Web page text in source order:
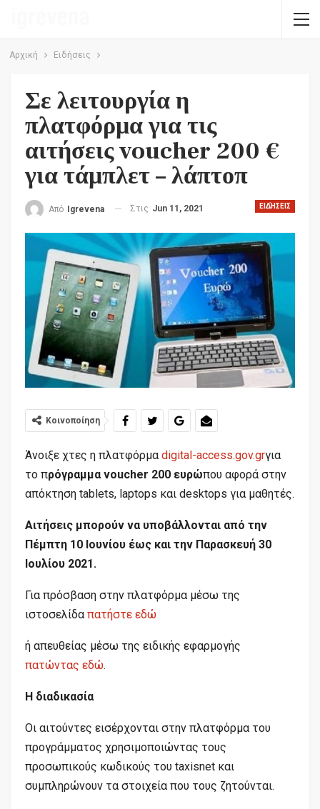
Αρχική Ειδήσεις
Σε λειτουργία η
πλατφόρμα για τις
αιτήσεις voucher 200 €
για τάμπλετ – λάπτοπ
ΕΙΔΉΣΕΙΣ
Από Igrevena Στις Jun 11, 2021
Κοινοποίηση
Άνοιξε χτες η πλατφόρμα digital-access.gov.grγια
το πρόγραμμα voucher 200 ευρώπου αφορά στην
απόκτηση tablets, laptops και desktops για μαθητές.
Αιτήσεις μπορούν να υποβάλλονται από την
Πέμπτη 10 Ιουνίου έως και την Παρασκευή 30
Ιουλίου 2021.
Για πρόσβαση στην πλατφόρμα μέσω της
ιστοσελίδα πατήστε εδώ
ή απευθείας μέσω της ειδικής εφαρμογής
πατώντας εδώ.
Η διαδικασία
Οι αιτούντες εισέρχονται στην πλατφόρμα του
προγράμματος χρησιμοποιώντας τους
προσωπικούς κωδικούς του taxisnet και
συμπληρώνουν τα στοιχεία που τους ζητούνται.